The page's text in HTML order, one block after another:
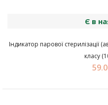
Є в
Індикатор парової стерилізації
класу